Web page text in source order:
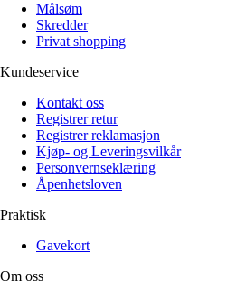
Målsøm
Skredder
Privat shopping
Kundeservice
Kontakt oss
Registrer retur
Registrer reklamasjon
Kjøp- og Leveringsvilkår
Personvernseklæring
Åpenhetsloven
Praktisk
Gavekort
Om oss